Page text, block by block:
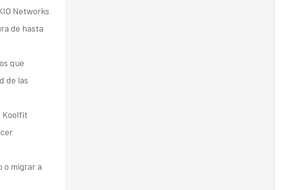
Networks
de hasta
que
de las
Koolfit
o migrar a